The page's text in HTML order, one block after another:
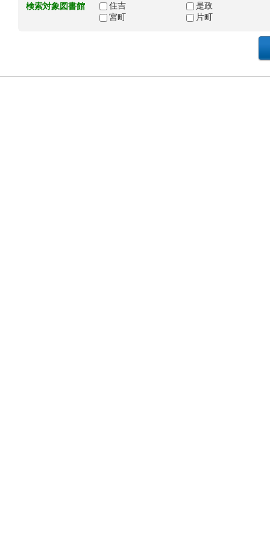
検索対象図書館
住吉
是政
宮町
片町